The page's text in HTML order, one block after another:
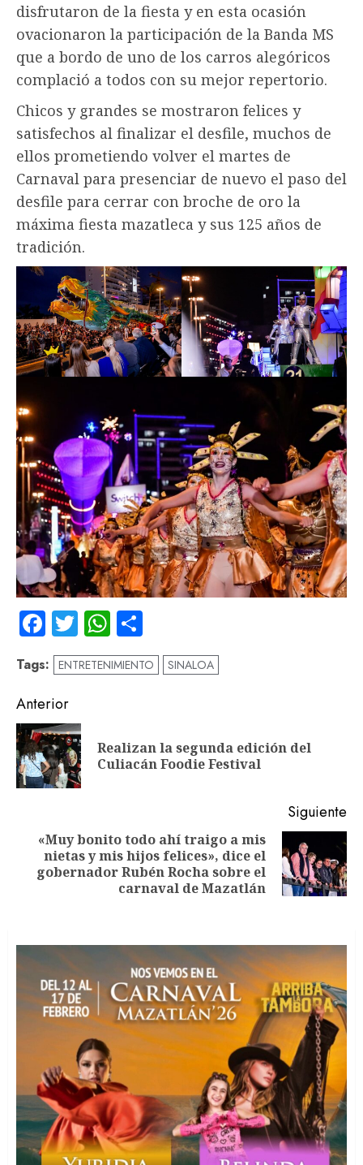
disfrutaron de la fiesta y en esta ocasión
ovacionaron la participación de la Banda MS
que a bordo de uno de los carros alegóricos
complació a todos con su mejor repertorio.
Chicos y grandes se mostraron felices y
satisfechos al finalizar el desfile, muchos de
ellos prometiendo volver el martes de
Carnaval para presenciar de nuevo el paso del
desfile para cerrar con broche de oro la
máxima fiesta mazatleca y sus 125 años de
tradición.
Facebook
TwitterWhatsApp
Tags: ENTRETENIMIENTO SINALOA
Navegación
de
entradas
Anterior
Realizan la segunda edición del
Culiacán Foodie Festival
Siguiente
Siguiente
entrada:
«Muy bonito todo ahí traigo a mis
nietas y mis hijos felices», dice el
gobernador Rubén Rocha sobre el
carnaval de Mazatlán